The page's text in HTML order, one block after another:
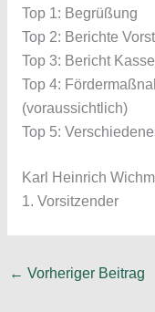
Top 1: Begrüßung
Top 2: Berichte
Top 3: Bericht
Top 4:
(voraussichtlich)
Top 5:
Karl Heinrich
1. Vorsitzender
← Vorheriger Beitrag